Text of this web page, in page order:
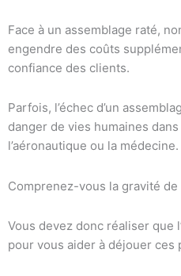
Face à un assemblage raté,
engendre des coûts
confiance des clients.
Parfois, l’échec d’un
danger de vies humaines
l’aéronautique ou la médecine.
Comprenez-vous la gravité de
Vous devez donc réaliser que
pour vous aider à déjouer ces